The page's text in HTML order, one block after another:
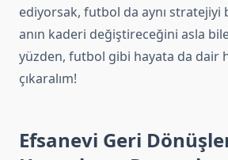
ediyorsak, futbol da aynı stratejiyi
anın kaderi değiştireceğini asla
yüzden, futbol gibi hayata da dair
çıkaralım!
Efsanevi Geri